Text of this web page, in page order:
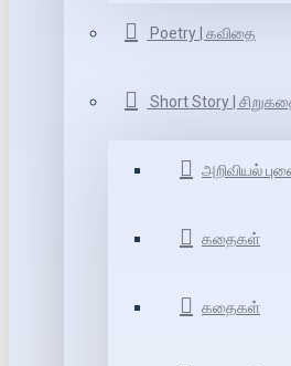
Poetry | கவிதை
Short Story |
அறிவியல்
கதைகள்
கதைகள்